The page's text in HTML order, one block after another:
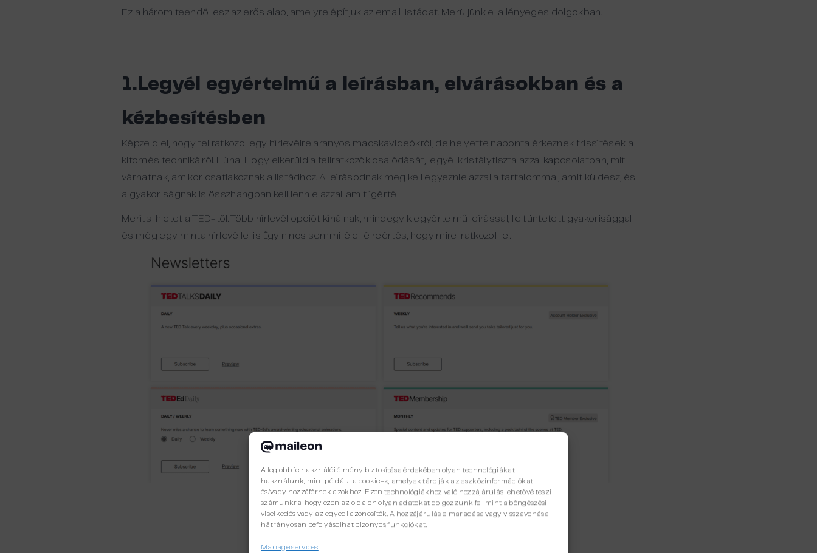
A legjobb felhasználói élmény biztosítása érdekében olyan technológiákat
használunk, mint például a cookie-k, amelyek tárolják az eszközinformációkat
és/vagy hozzáférnek azokhoz. Ezen technológiákhoz való hozzájárulás lehetővé teszi
számunkra, hogy ezen az oldalon olyan adatokat dolgozzunk fel, mint a böngészési
viselkedés vagy az egyedi azonosítók. A hozzájárulás elmaradása vagy visszavonása
hátrányosan befolyásolhat bizonyos funkciókat.
Manage services
Ez a három teendő lesz az erős alap, amelyre építjük az email listádat. Merüljünk el a lényeges dolgokban.
1.Legyél egyértelmű a leírásban, elvárásokban és a
kézbesítésben
Képzeld el, hogy feliratkozol egy hírlevélre aranyos macskavideókról, de helyette naponta érkeznek frissítések a
kitömés technikáiról. Húha! Hogy elkerüld a feliratkozók csalódását, legyél kristálytiszta azzal kapcsolatban, mit
várhatnak, amikor csatlakoznak a listádhoz. A leírásodnak meg kell egyeznie azzal a tartalommal, amit küldesz, és
a gyakoriságnak is összhangban kell lennie azzal, amit ígértél.
Meríts ihletet a TED-től. Több hírlevél opciót kínálnak, mindegyik egyértelmű leírással, feltüntetett gyakorisággal
és még egy minta hírlevéllel is. Így nincs semmiféle félreértés, hogy mire iratkozol fel.